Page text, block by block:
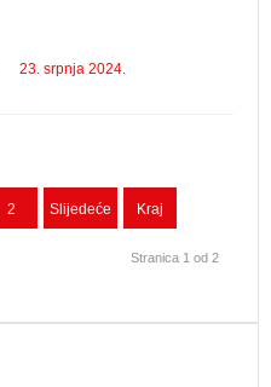
23. srpnja 2024.
2 Slijedeće Kraj
Stranica 1 od 2